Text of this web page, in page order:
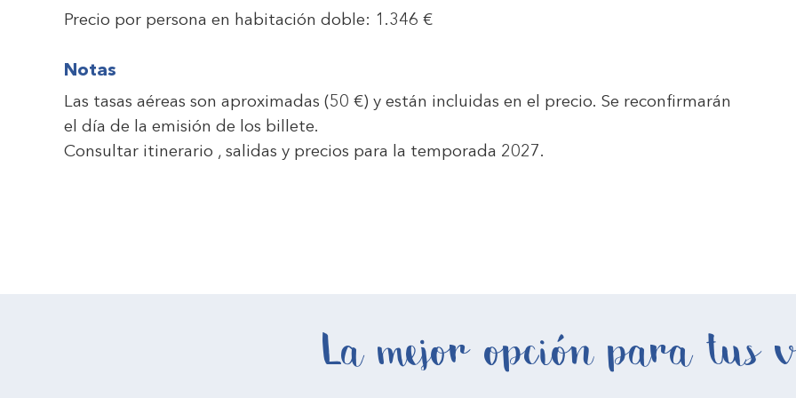
Precio por persona en habitación doble: 1.346 €
Notas
Las tasas aéreas son aproximadas (50 €) y están incluidas en el precio. Se reconfirmarán
el día de la emisión de los billete.
Consultar itinerario , salidas y precios para la temporada 2027.
La mejor opción para tus